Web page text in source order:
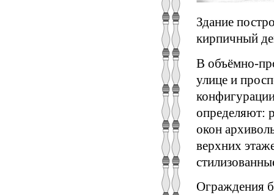
Здание
кирпичный
В объёмно-
улице и
определяют:
окон
верхних
Ограждения